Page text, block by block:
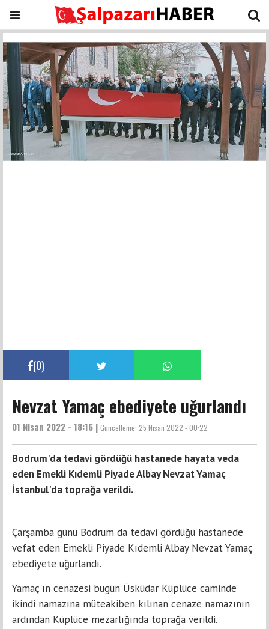
(0)
Nevzat Yamaç ebediyete uğurlandı
01 Nisan 2022 - 18:16 | Güncelleme: 25 Nisan 2022 - 00:22
Bodrum'da tedavi gördüğü hastanede hayata veda
eden Emekli Kıdemli Piyade Albay Nevzat Yamaç
İstanbul'da toprağa verildi.
Çarşamba günü Bodrum da tedavi gördüğü hastanede
vefat eden Emekli Piyade Kıdemli Albay Nevzat Yamaç
ebediyete uğurlandı.
Yamaç'ın cenazesi bugün Üsküdar Küplüce caminde
ikindi namazına müteakiben kılınan cenaze namazının
ardından Küplüce mezarlığında toprağa verildi.